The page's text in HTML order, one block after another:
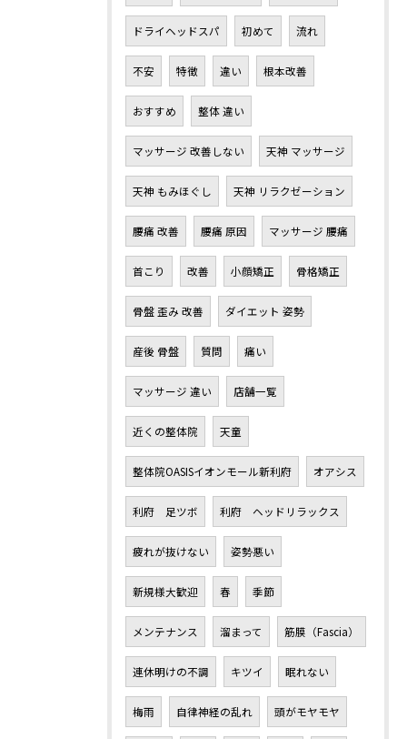
ドライヘッドスパ 初めて 流れ
不安 特徴 違い 根本改善
おすすめ 整体 違い
マッサージ 改善しない 天神 マッサージ
天神 もみほぐし 天神 リラクゼーション
腰痛 改善 腰痛 原因 マッサージ 腰痛
首こり 改善 小顔矯正 骨格矯正
骨盤 歪み 改善 ダイエット 姿勢
産後 骨盤 質問 痛い
マッサージ 違い 店舗一覧
近くの整体院 天童
整体院OASISイオンモール新利府 オアシス
利府 足ツボ 利府 ヘッドリラックス
疲れが抜けない 姿勢悪い
新規様大歓迎 春 季節
メンテナンス 溜まって 筋膜（Fascia）
連休明けの不調 キツイ 眠れない
梅雨 自律神経の乱れ 頭がモヤモヤ